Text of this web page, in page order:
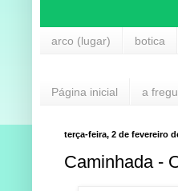
arco (lugar) botica
Página inicial a
terça-feira, 2 de fevereiro
Caminhada -